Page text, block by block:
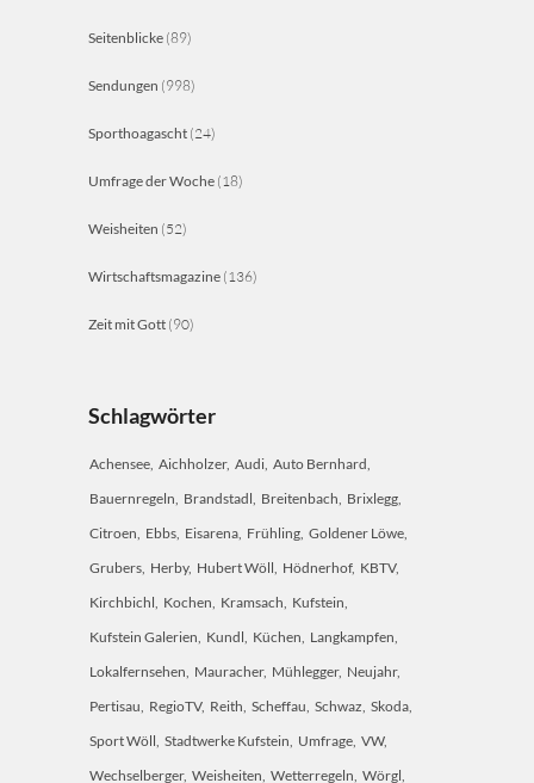
Seitenblicke (89)
Sendungen (998)
Sporthoagascht (24)
Umfrage der Woche (18)
Weisheiten (52)
Wirtschaftsmagazine (136)
Zeit mit Gott (90)
Schlagwörter
Achensee Aichholzer Audi Auto Bernhard
Bauernregeln Brandstadl Breitenbach Brixlegg
Citroen Ebbs Eisarena Frühling Goldener Löwe
Grubers Herby Hubert Wöll Hödnerhof KBTV
Kirchbichl Kochen Kramsach Kufstein
Kufstein Galerien Kundl Küchen Langkampfen
Lokalfernsehen Mauracher Mühlegger Neujahr
Pertisau RegioTV Reith Scheffau Schwaz Skoda
Sport Wöll Stadtwerke Kufstein Umfrage VW
Wechselberger Weisheiten Wetterregeln Wörgl